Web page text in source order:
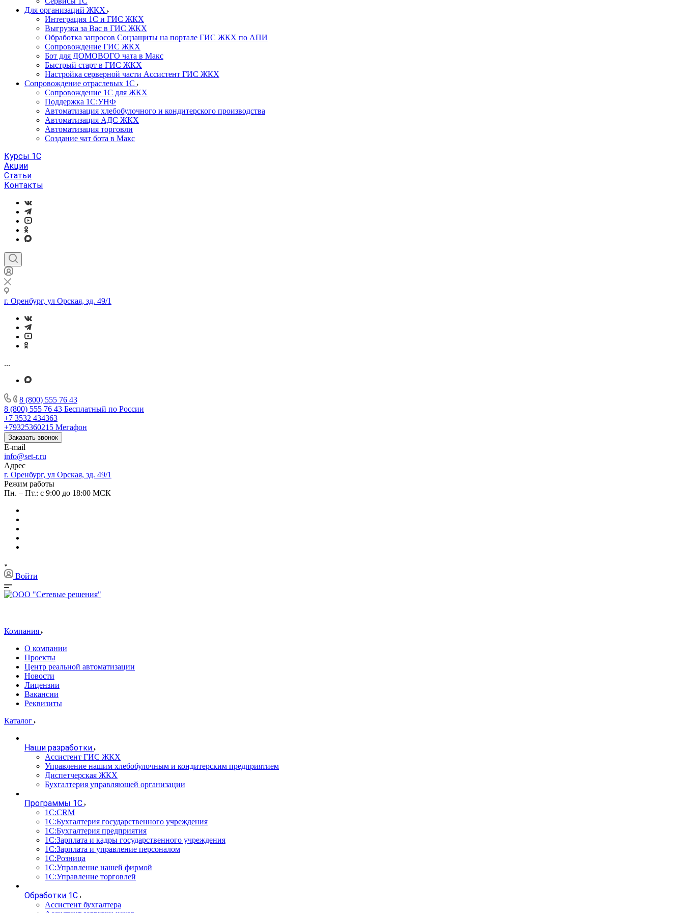
Для организаций ЖКХ
Интеграция 1С и ГИС ЖКХ
Выгрузка за Вас в ГИС ЖКХ
Обработка запросов Соцзащиты на портале ГИС ЖКХ по АПИ
Сопровождение ГИС ЖКХ
Бот для ДОМОВОГО чата в Макс
Быстрый старт в ГИС ЖКХ
Настройка серверной части Ассистент ГИС ЖКХ
Сопровождение отраслевых 1С
Сопровождение 1С для ЖКХ
Поддержка 1С:УНФ
Автоматизация хлебобулочного и кондитерского производства
Автоматизация АДС ЖКХ
Автоматизация торговли
Создание чат бота в Макс
Курсы 1С
Акции
Статьи
Контакты
г. Оренбург, ул Орская, зд. 49/1
...
8 (800) 555 76 43
8 (800) 555 76 43 Бесплатный по России
+7 3532 434363
+79325360215 Мегафон
Заказать звонок
E-mail
info@set-r.ru
Адрес
г. Оренбург, ул Орская, зд. 49/1
Режим работы
Пн. – Пт.: с 9:00 до 18:00 МСК
Войти
Компания
О компании
Проекты
Центр реальной автоматизации
Новости
Лицензии
Вакансии
Реквизиты
Каталог
Наши разработки
Ассистент ГИС ЖКХ
Управление нашим хлебобулочным и кондитерским предприятием
Диспетчерская ЖКХ
Бухгалтерия управляющей организации
Программы 1С
1С:CRM
1С:Бухгалтерия государственного учреждения
1С:Бухгалтерия предприятия
1С:Зарплата и кадры государственного учреждения
1С:Зарплата и управление персоналом
1С:Розница
1С:Управление нашей фирмой
1С:Управление торговлей
Обработки 1С
Ассистент бухгалтера